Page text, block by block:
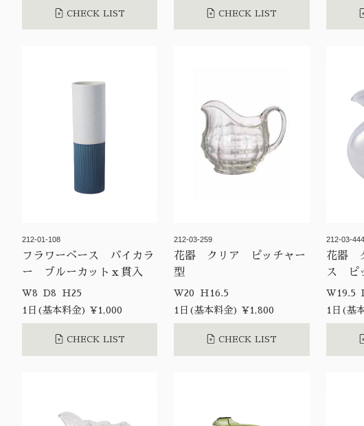
CHECK LIST CHECK LIST
212-01-108
フラワーベース バイカラ
ー ブルーカットｘ貫入
W8 D8 H25
1日(基本料金) ¥1,000
CHECK LIST
212-03-259
花器 クリア ピッチャー
型
W20 H16.5
1日(基本料金) ¥1,800
CHECK LIST
212-03-444
花器
ス ピ
1日(基